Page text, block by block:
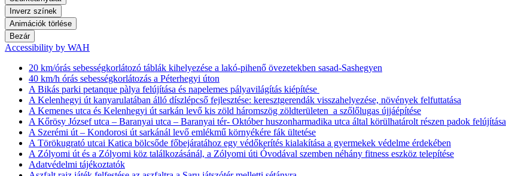
Inverz színek
Animációk törlése
Bezár
Accessibility by WAH
20 km/órás sebességkorlátozó táblák kihelyezése a lakó-pihenő övezetekben sasad-Sashegyen
40 km/h órás sebességkorlátozás a Péterhegyi úton
A Bikás parki petanque pàlya felújítása és napelemes pályavilágítás kiépítése
A Kelenhegyi út kanyarulatában álló díszlépcső fejlesztése: keresztgerendák visszahelyezése, növények felfuttatása
A Kemenes utca és Kelenhegyi út sarkán levő kis zöld háromszög zöldterületen a szőlőlugas újjáépítése
A Kőrösy József utca – Baranyai utca – Baranyai tér- Október huszonharmadika utca által körülhatárolt részen padok felújítása
A Szerémi út – Kondorosi út sarkánál levő emlékmű környékére fák ültetése
A Törökugrató utcai Katica bölcsőde főbejáratához egy védőkerítés kialakítása a gyermekek védelme érdekében
A Zólyomi út és a Zólyomi köz találkozásánál, a Zólyomi úti Óvodával szemben néhány fitness eszköz telepítése
Adatvédelmi tájékoztatók